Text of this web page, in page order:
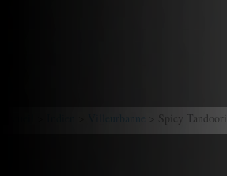
> Spicy Tandoori